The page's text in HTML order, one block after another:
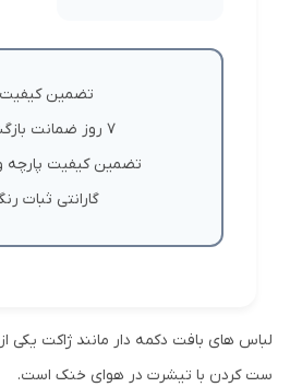
تضمین کیفیت
7 روز ضمانت بازگشت
تضمین کیفیت
گارانتی ثبات
لباس های بافت دکمه دار مانند ژاکت یکی
ست کردن با تیشرت در هوای خنک است.